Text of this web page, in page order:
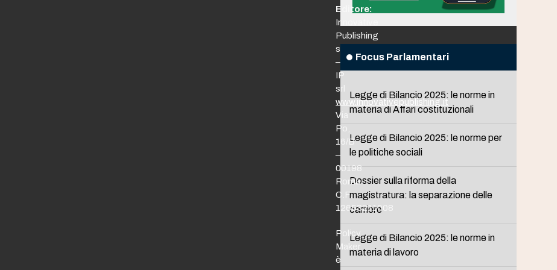
Focus Parlamentari
Legge di Bilancio 2025: le norme in
materia di Affari costituzionali
Legge di Bilancio 2025: le norme per
le politiche sociali
Dossier sulla riforma della
magistratura: la separazione delle
carriere
Legge di Bilancio 2025: le norme in
materia di lavoro
Editore:
Innovative
Publishing
srl
–
IP
srl
www.innovativepublishing.it
Via
Po,
16/B
–
00198
Roma
C.F.
12653211008
Policy
Maker
è